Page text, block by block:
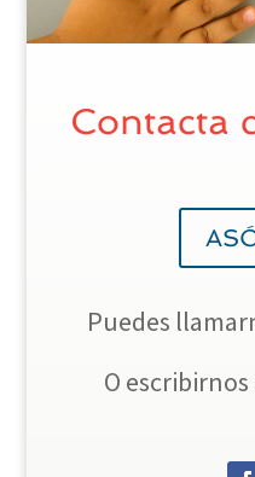
Contacta
Puedes
O escribirnos